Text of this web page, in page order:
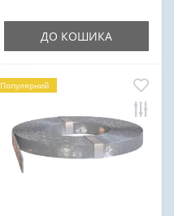
ДО КОШИКА
Популярний